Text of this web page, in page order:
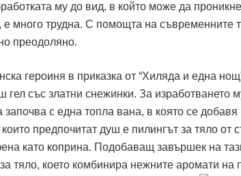
му до вид, в който може да
е много трудна. С помощта на съвременните
преодоляно.
героиня в приказка от “Хиляда и една
със златни снежинки. За изработването
започва с една топла вана, в която се
предпочитат душ е пилингът за тяло от
като коприна. Подобаващ завършек на
тяло, което комбинира нежните аромати на